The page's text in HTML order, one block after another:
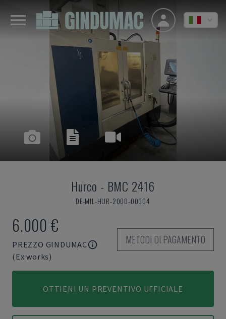
Hurco - BMC 2416
DE-MIL-HUR-2000-00004
6.000 €
PREZZO GINDUMAC
(Ex works)
METODI DI PAGAMENTO
OTTIENI UN PREVENTIVO UFFICIALE